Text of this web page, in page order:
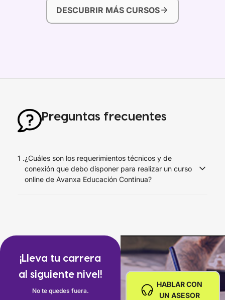
DESCUBRIR MÁS CURSOS
Preguntas frecuentes
1 .¿Cuáles son los requerimientos técnicos y de
conexión que debo disponer para realizar un curso
online de Avanxa Educación Continua?
No es recomendable trabajar desde un celular o desde
una tablet porque algunos recursos no podrán ser
aprovechados cabalmente y en algunos cursos no
¡Lleva tu carrera
al siguiente nivel!
No te quedes fuera.
HABLAR CON
UN ASESOR